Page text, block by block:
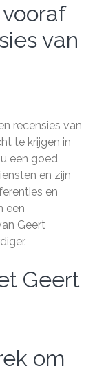
van
recensies van
te krijgen in
een goed
en zijn
en
een
Geert
Geert
om